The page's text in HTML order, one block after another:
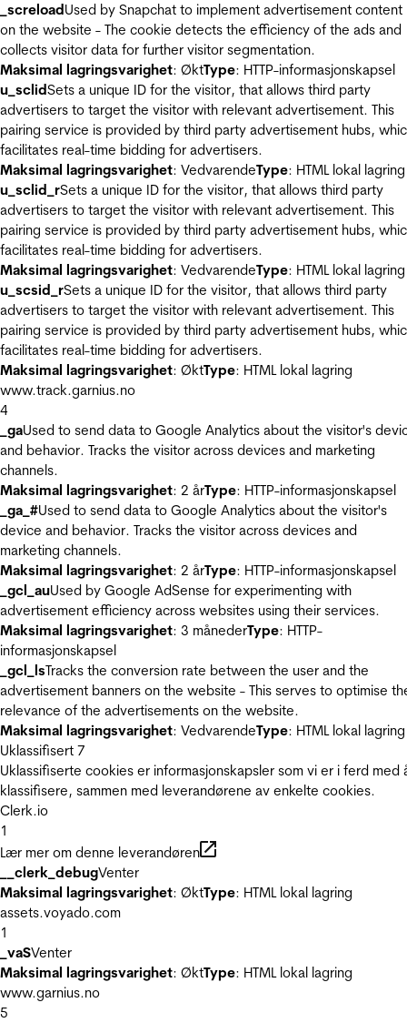
_screloadUsed by Snapchat to implement advertisement content
on the website - The cookie detects the efficiency of the ads and
collects visitor data for further visitor segmentation.
Maksimal lagringsvarighet: ØktType: HTTP-informasjonskapsel
u_sclidSets a unique ID for the visitor, that allows third party
advertisers to target the visitor with relevant advertisement. This
pairing service is provided by third party advertisement hubs,
facilitates real-time bidding for advertisers.
Maksimal lagringsvarighet: VedvarendeType: HTML lokal lagring
u_sclid_rSets a unique ID for the visitor, that allows third party
advertisers to target the visitor with relevant advertisement. This
pairing service is provided by third party advertisement hubs,
facilitates real-time bidding for advertisers.
Maksimal lagringsvarighet: VedvarendeType: HTML lokal lagring
u_scsid_rSets a unique ID for the visitor, that allows third party
advertisers to target the visitor with relevant advertisement. This
pairing service is provided by third party advertisement hubs,
facilitates real-time bidding for advertisers.
Maksimal lagringsvarighet: ØktType: HTML lokal lagring
www.track.garnius.no
4
_gaUsed to send data to Google Analytics about the visitor's
and behavior. Tracks the visitor across devices and marketing
channels.
Maksimal lagringsvarighet: 2 årType: HTTP-informasjonskapsel
_ga_#Used to send data to Google Analytics about the visitor's
device and behavior. Tracks the visitor across devices and
marketing channels.
Maksimal lagringsvarighet: 2 årType: HTTP-informasjonskapsel
_gcl_auUsed by Google AdSense for experimenting with
advertisement efficiency across websites using their services.
Maksimal lagringsvarighet: 3 månederType: HTTP-
informasjonskapsel
_gcl_lsTracks the conversion rate between the user and the
advertisement banners on the website - This serves to optimise
relevance of the advertisements on the website.
Maksimal lagringsvarighet: VedvarendeType: HTML lokal lagring
Uklassifisert 7
Uklassifiserte cookies er informasjonskapsler som vi er i ferd med
klassifisere, sammen med leverandørene av enkelte cookies.
Clerk.io
1
Lær mer om denne leverandøren
__clerk_debugVenter
Maksimal lagringsvarighet: ØktType: HTML lokal lagring
assets.voyado.com
1
_vaSVenter
Maksimal lagringsvarighet: ØktType: HTML lokal lagring
www.garnius.no
5